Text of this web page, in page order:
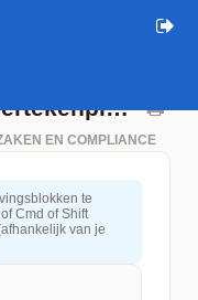
Gebruikt UGent een ondertekenplatform voor digitale handtekeningen?
EN COMPLIANCE
te
Cmd of Shift
van je